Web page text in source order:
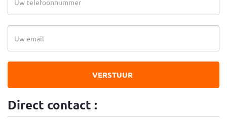
VERSTUUR
Direct contact :